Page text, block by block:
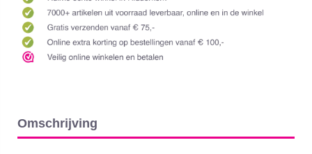
Omschrijving